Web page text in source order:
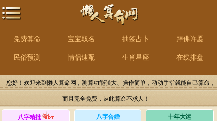
免费算命 宝宝取名 抽签占卜 拜佛许愿
民俗预测 情侣速配 生肖星座 在线排盘
您好！欢迎来到懒人算命网，测算功能强大、操作简单，动动手指就能自己算命，
而且完全免费，从此算命不求人！
八字精批 八字合婚 十年大运